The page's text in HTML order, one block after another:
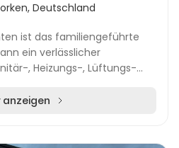
Deutschland
ist das familiengeführte
ein verlässlicher
, Heizungs-, Lüftungs-
anzeigen